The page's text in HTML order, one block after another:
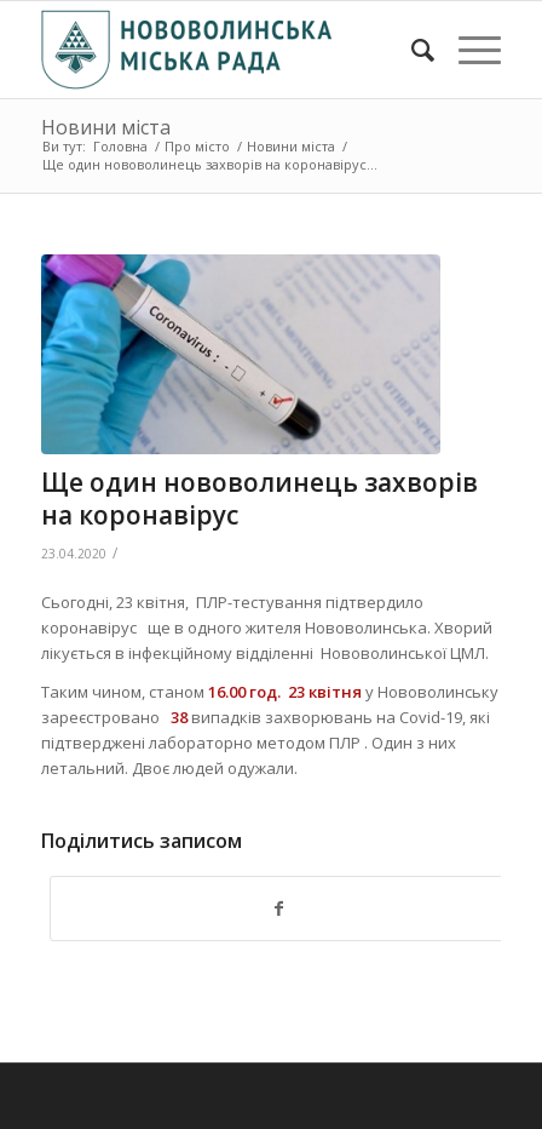
Новини міста
Ви тут: Головна / Про місто / Новини міста /
Ще один нововолинець захворів на коронавірус...
Ще один нововолинець захворів
на коронавірус
23.04.2020 /
Сьогодні, 23 квітня, ПЛР-тестування підтвердило
коронавірус ще в одного жителя Нововолинська. Хворий
лікується в інфекційному відділенні Нововолинської ЦМЛ.
Таким чином, станом 16.00 год. 23 квітня у Нововолинську
зареєстровано 38випадків захворювань на Covid-19, які
підтверджені лабораторно методом ПЛР . Один з них
летальний. Двоє людей одужали.
Поділитись записом